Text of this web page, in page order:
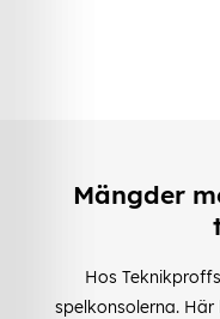
Mängder
Hos
spelkonsolerna.